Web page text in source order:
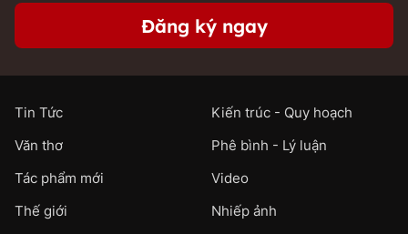
Đăng ký ngay
Tin Tức
Kiến trúc - Quy hoạch
Văn thơ
Phê bình - Lý luận
Tác phẩm mới
Video
Thế giới
Nhiếp ảnh